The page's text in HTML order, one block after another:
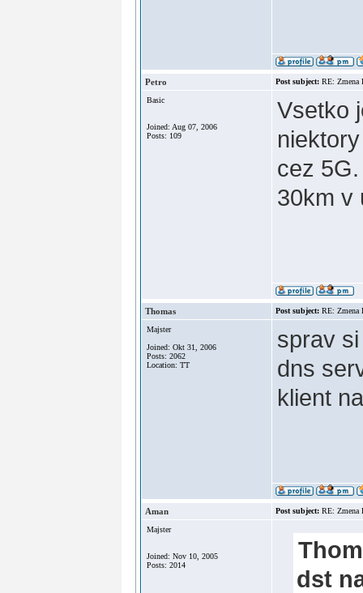
Petro Post subject: RE: Zmena
Basic
Joined: Aug 07, 2006
Posts: 109
Vsetko
cez
30km v
Thomas Post subject: RE: Zmena
Majster
Joined: Okt 31, 2006
Posts: 2062
Location: TT
sprav
dns
klient
Aman Post subject: RE: Zmena
Majster
Joined: Nov 10, 2005
Posts: 2014
dst